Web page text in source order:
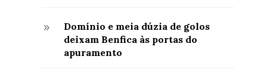
9
Domínio e meia dúzia de golos
deixam Benfica às portas do
apuramento